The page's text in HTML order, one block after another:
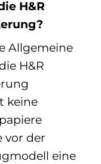
H&R
Allgemeine
H&R
keine
vor der
eine